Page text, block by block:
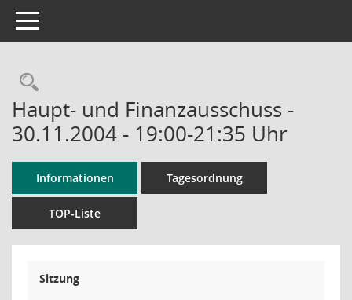
Toggle navigation
Rechercheauswahl
Haupt- und Finanzausschuss -
30.11.2004 - 19:00-21:35 Uhr
Informationen Tagesordnung
TOP-Liste
Sitzung